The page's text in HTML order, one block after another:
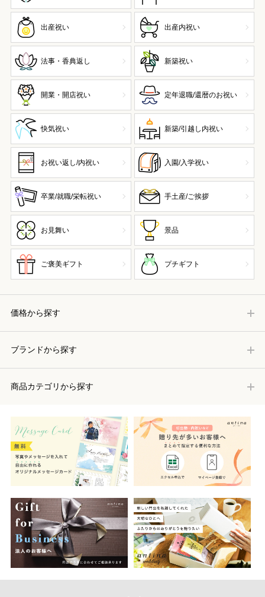
出産祝い 出産内祝い
法事・香典返し 新築祝い
開業・開店祝い 定年退職/還暦のお祝い
快気祝い 新築/引越し内祝い
お祝い返し/内祝い 入園/入学祝い
卒業/就職/栄転祝い 手土産/ご挨拶
お見舞い 景品
ご褒美ギフト プチギフト
価格から探す
ブランドから探す
商品カテゴリから探す